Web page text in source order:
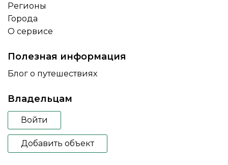
Регионы
Города
О сервисе
Полезная информация
Блог о путешествиях
Владельцам
Войти
Добавить объект